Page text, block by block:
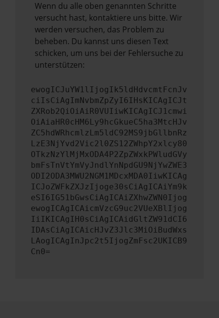
Wenn du alle oben genannten Schritte
versucht hast, kontaktiere uns bitte. Wir
werden versuchen, das Problem zu
beheben. Du kannst uns diesen Text
schicken, um uns bei der Fehlersuche zu
unterstützen:
ewogICJuYW1lIjogIk5ldHdvcmtFcnJv
ciIsCiAgImNvbmZpZyI6IHsKICAgICJt
ZXRob2QiOiAiR0VUIiwKICAgICJ1cmwi
OiAiaHR0cHM6Ly9hcGkueC5ha3MtcHJv
ZC5hdWRhcmlzLm5ldC92MS9jbGllbnRz
LzE3NjYvd2Vic2l0ZS12ZWhpY2xlcy80
OTkzNzYlMjMxODA4P2ZpZWxkPWludGVy
bmFsTnVtYmVyJndlYnNpdGU9NjYwZWE3
ODI2ODA3MWU2NGM1MDcxMDA0IiwKICAg
ICJoZWFkZXJzIjoge30sCiAgICAiYm9k
eSI6IG51bGwsCiAgICAiZXhwZWN0Ijog
ewogICAgICAicmVzcG9uc2VUeXBlIjog
IiIKICAgIH0sCiAgICAidGltZW91dCI6
IDAsCiAgICAicHJvZ3Jlc3MiOiBudWxs
LAogICAgInJpc2t5IjogZmFsc2UKICB9
Cn0=